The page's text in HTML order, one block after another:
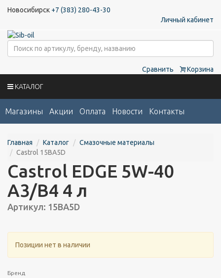
Новосибирск +7 (383) 280-43-30
Личный кабинет
Сравнить Корзина
КАТАЛОГ
Магазины Акции Оплата Новости Контакты
Главная Каталог
Смазочные материалы
Castrol 15BA5D
Castrol EDGE 5W-40
A3/B4 4 л
Артикул: 15BA5D
Позиции нет в наличии
Бренд